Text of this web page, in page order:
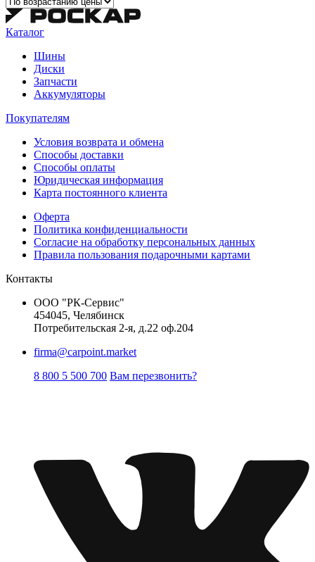
Каталог
Шины
Диски
Запчасти
Аккумуляторы
Покупателям
Условия возврата и обмена
Способы доставки
Способы оплаты
Юридическая информация
Карта постоянного клиента
Оферта
Политика конфиденциальности
Согласие на обработку персональных данных
Правила пользования подарочными картами
Контакты
ООО "РК-Сервис"
454045, Челябинск
Потребительская 2-я, д.22 оф.204
firma@carpoint.market
8 800 5 500 700 Вам перезвонить?